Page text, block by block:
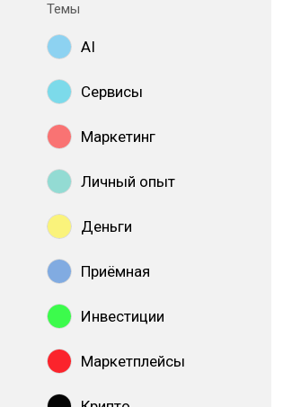
Темы
AI
Сервисы
Маркетинг
Личный опыт
Деньги
Приёмная
Инвестиции
Маркетплейсы